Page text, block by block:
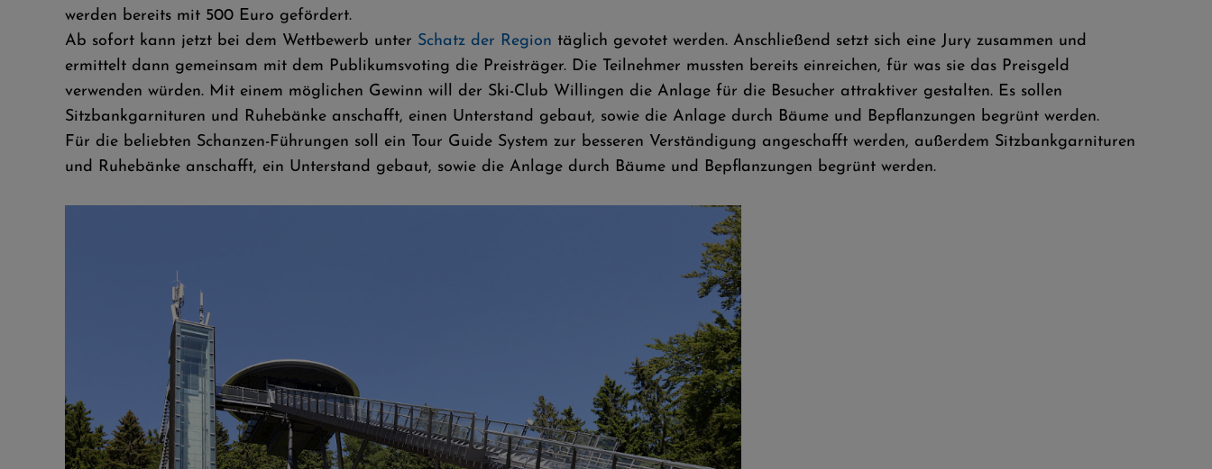
werden bereits mit 500 Euro gefördert.
Ab sofort kann jetzt bei dem Wettbewerb unter Schatz der Region täglich gevotet werden. Anschließend setzt sich eine Jury zusammen und
ermittelt dann gemeinsam mit dem Publikumsvoting die Preisträger. Die Teilnehmer mussten bereits einreichen, für was sie das Preisgeld
verwenden würden. Mit einem möglichen Gewinn will der Ski-Club Willingen die Anlage für die Besucher attraktiver gestalten. Es sollen
Sitzbankgarnituren und Ruhebänke anschafft, einen Unterstand gebaut, sowie die Anlage durch Bäume und Bepflanzungen begrünt werden.
Für die beliebten Schanzen-Führungen soll ein Tour Guide System zur besseren Verständigung angeschafft werden, außerdem Sitzbankgarnituren
und Ruhebänke anschafft, ein Unterstand gebaut, sowie die Anlage durch Bäume und Bepflanzungen begrünt werden.